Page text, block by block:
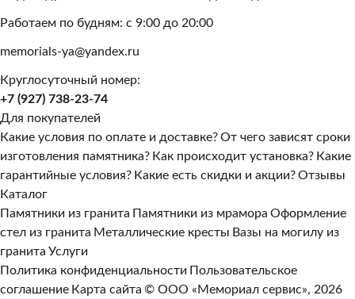
Работаем по будням: с 9:00 до 20:00
memorials-ya@yandex.ru
Круглосуточный номер:
+7 (927) 738-23-74
Для покупателей
Какие условия по оплате и доставке?От чего зависят сроки
изготовления памятника? Как происходит установка? Какие
гарантийные условия? Какие есть скидки и акции?Отзывы
Каталог
Памятники из гранита Памятники из мрамора Оформление
стел из гранита Металлические кресты Вазы на могилу из
гранита Услуги
Политика конфиденциальности Пользовательское
соглашение Карта сайта © ООО «Мемориал сервис», 2026